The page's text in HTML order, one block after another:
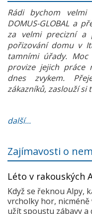
Rádi bychom velmi
DOMUS-GLOBAL a
za velmi precizní a
pořizování domu v
tamními úřady.
provize jejich práce
dnes zvykem.
zákazníků, zaslouží si
další...
Zajímavosti o
Léto v rakouských
Když se řeknou Alpy,
vrcholky hor, nicméně
užít spoustu zábavy